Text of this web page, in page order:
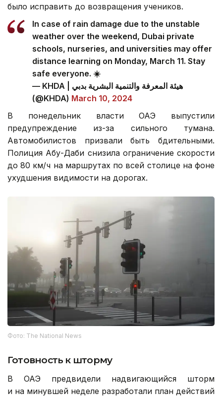
было исправить до возвращения учеников.
In case of rain damage due to the unstable
weather over the weekend, Dubai private
schools, nurseries, and universities may offer
distance learning on Monday, March 11. Stay
safe everyone. ☀️
— KHDA | هيئة المعرفة والتنمية البشرية بدبي
(@KHDA) March 10, 2024
В понедельник власти ОАЭ выпустили
предупреждение из-за сильного тумана.
Автомобилистов призвали быть бдительными.
Полиция Абу-Даби снизила ограничение скорости
до 80 км/ч на маршрутах по всей столице на фоне
ухудшения видимости на дорогах.
Фото: The National News
Готовность к шторму
В ОАЭ предвидели надвигающийся шторм
и на минувшей неделе разработали план действий